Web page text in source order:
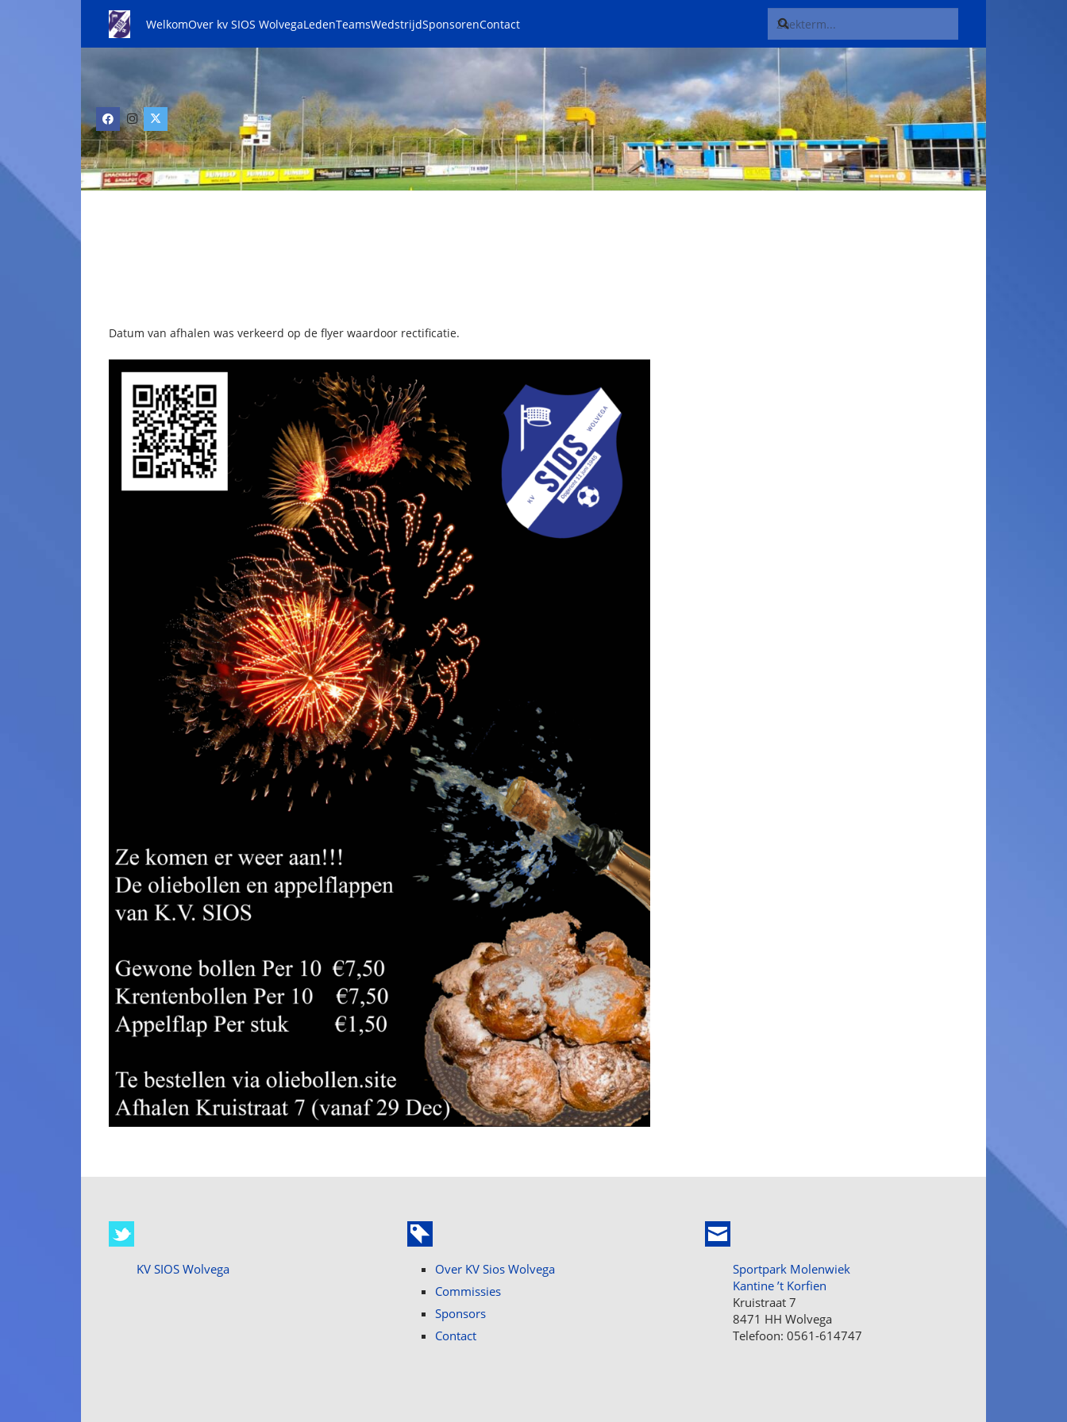
WelkomOver kv SIOS WolvegaLedenTeamsWedstrijdSponsorenContact
Datum van afhalen was verkeerd op de flyer waardoor rectificatie.
KV SIOS Wolvega
Over KV Sios Wolvega
Commissies
Sponsors
Contact
Sportpark Molenwiek
Kantine ’t Korfien
Kruistraat 7
8471 HH Wolvega
Telefoon: 0561-614747